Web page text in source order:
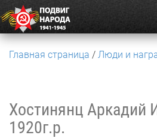
Главная страница Люди и
Хостинянц Аркадий
1920г.р.